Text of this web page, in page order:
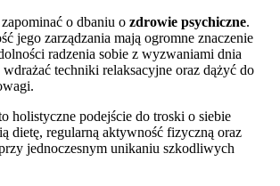
o dbaniu o zdrowie psychiczne.
jego zarządzania mają ogromne znaczenie
radzenia sobie z wyzwaniami dnia
techniki relaksacyjne oraz dążyć do
holistyczne podejście do troski o siebie
dietę, regularną aktywność fizyczną oraz
jednoczesnym unikaniu szkodliwych